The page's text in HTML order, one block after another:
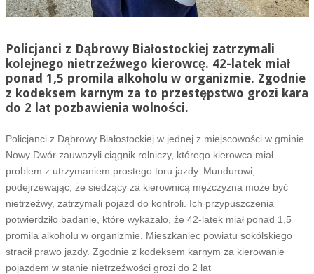
Policjanci z Dąbrowy Białostockiej zatrzymali
kolejnego nietrzeźwego kierowcę. 42-latek miał
ponad 1,5 promila alkoholu w organizmie. Zgodnie
z kodeksem karnym za to przestępstwo grozi kara
do 2 lat pozbawienia wolności.
Policjanci z Dąbrowy Białostockiej w jednej z miejscowości w gminie
Nowy Dwór zauważyli ciągnik rolniczy, którego kierowca miał
problem z utrzymaniem prostego toru jazdy. Mundurowi,
podejrzewając, że siedzący za kierownicą mężczyzna może być
nietrzeźwy, zatrzymali pojazd do kontroli. Ich przypuszczenia
potwierdziło badanie, które wykazało, że 42-latek miał ponad 1,5
promila alkoholu w organizmie. Mieszkaniec powiatu sokólskiego
stracił prawo jazdy. Zgodnie z kodeksem karnym za kierowanie
pojazdem w stanie nietrzeźwości grozi do 2 lat